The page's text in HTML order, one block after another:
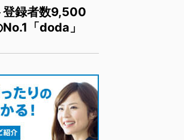
登録者数9,500
「doda」